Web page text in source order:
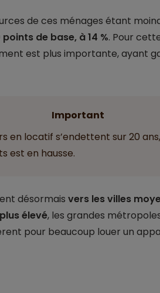
de ces ménages étant
de base, à 14 %. Pour
est plus importante, ayant
Important
en locatif s’endettent sur 20
est en hausse.
désormais vers les villes
élevé, les grandes
pour beaucoup louer un